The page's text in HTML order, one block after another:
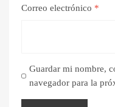
Correo electrónico *
Guardar mi nombre,
navegador para la